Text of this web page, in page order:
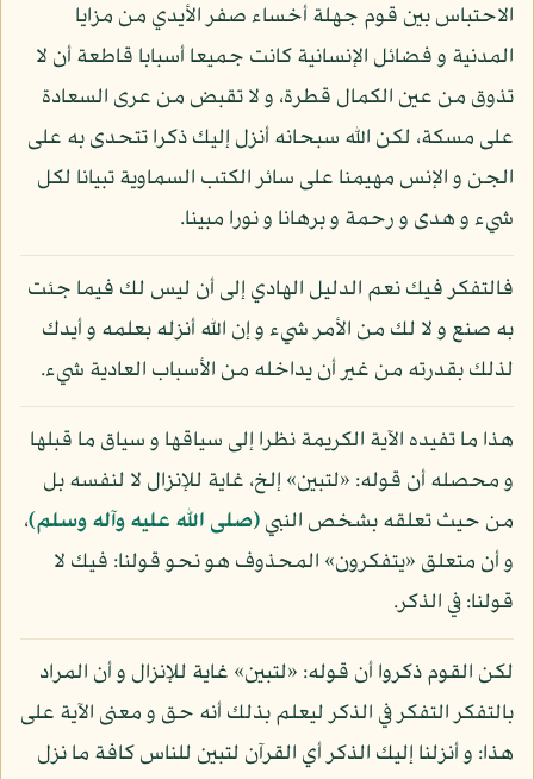
الاحتباس بين قوم جهلة أخساء صفر الأيدي من مزايا
المدنية و فضائل الإنسانية كانت جميعا أسبابا قاطعة أن لا
تذوق من عين الكمال قطرة، و لا تقبض من عرى السعادة
على مسكة، لكن الله سبحانه أنزل إليك ذكرا تتحدى به على
الجن و الإنس مهيمنا على سائر الكتب السماوية تبيانا لكل
شيء و هدى و رحمة و برهانا و نورا مبينا.
فالتفكر فيك نعم الدليل الهادي إلى أن ليس لك فيما جئت
به صنع و لا لك من الأمر شيء و إن الله أنزله بعلمه و أيدك
لذلك بقدرته من غير أن يداخله من الأسباب العادية شيء.
هذا ما تفيده الآية الكريمة نظرا إلى سياقها و سياق ما قبلها
و محصله أن قوله: «لتبين» إلخ، غاية للإنزال لا لنفسه بل
من حيث تعلقه بشخص النبي(صلى الله عليه وآله وسلم)،
و أن متعلق «يتفكرون» المحذوف هو نحو قولنا: فيك لا
قولنا: في الذكر.
لكن القوم ذكروا أن قوله: «لتبين» غاية للإنزال و أن المراد
بالتفكر التفكر في الذكر ليعلم بذلك أنه حق و معنى الآية على
هذا: و أنزلنا إليك الذكر أي القرآن لتبين للناس كافة ما نزل